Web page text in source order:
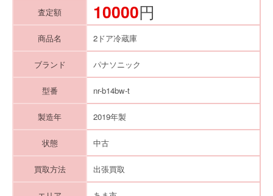
査定額 10000円
商品名 2ドア冷蔵庫
ブランド パナソニック
型番 nr-b14bw-t
製造年 2019年製
状態 中古
買取方法 出張買取